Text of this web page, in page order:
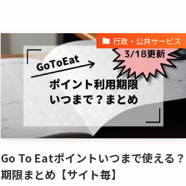
行政・公共サービス
Go To Eatポイントいつまで使える？
期限まとめ【サイト毎】